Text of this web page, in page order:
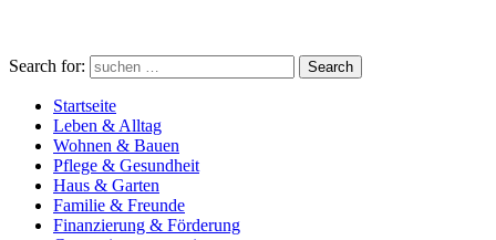
Search for: Search
Startseite
Leben & Alltag
Wohnen & Bauen
Pflege & Gesundheit
Haus & Garten
Familie & Freunde
Finanzierung & Förderung